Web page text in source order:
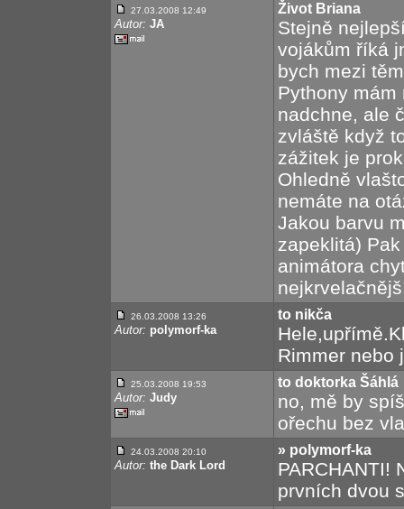
27.03.2008 12:49
Autor: JA
Život Briana
Stejně
vojákům říká
bych mezi
Pythony
nadchne, ale
zvláště když
zážitek je
Ohledně
nemáte na
Jakou barvu
zapeklitá)
animátora
26.03.2008 13:26
Autor: polymorf-ka
to nikča
Rimmer nebo
25.03.2008 19:53
Autor: Judy
to doktorka Šáhlá
no, mě by
ořechu bez
24.03.2008 20:10
Autor: the Dark Lord
» polymorf-ka
PARCHANTI!
prvních dvou